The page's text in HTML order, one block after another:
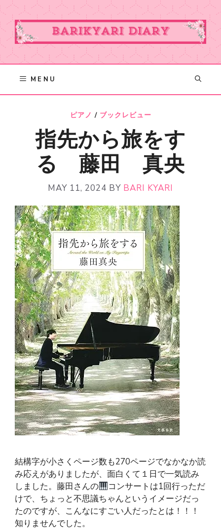
Skip
to
content
MENU
ピアノ / ブックレビュー
指先から旅をす
る 藤田 真央
MAY 11, 2024 BY BARI KYARI
結構字が小さくページ数も270ページでなかなか読
み応えがありましたが、面白くて１日で一気読み
しました。藤田さんの
コンサートは1回行っただ
けで、ちょっと不思議ちゃんというイメージだっ
たのですが、こんなにすごい人だったとは！！！
知りませんでした。